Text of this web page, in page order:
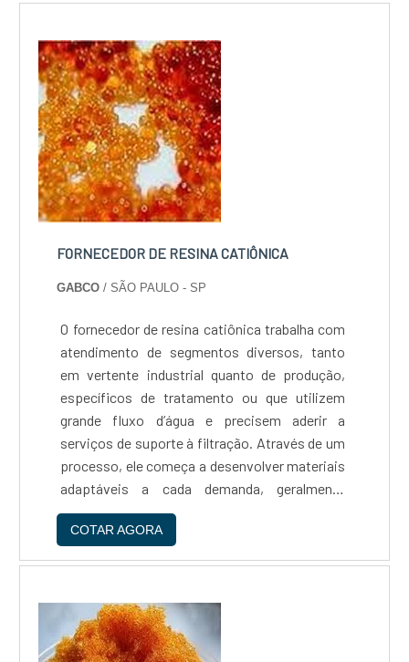
FORNECEDOR DE RESINA CATIÔNICA
GABCO/ SÃO PAULO - SP
O fornecedor de resina catiônica trabalha com
atendimento de segmentos diversos, tanto
em vertente industrial quanto de produção,
específicos de tratamento ou que utilizem
grande fluxo d’água e precisem aderir a
serviços de suporte à filtração. Através de um
processo, ele começa a desenvolver materiais
adaptáveis a cada demanda, geralmente
introduzindo o cliente aos possíveis recursos
necessários. Possibilidades geradas pelo
fornecedor...
COTAR AGORA